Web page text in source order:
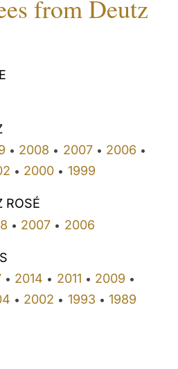
from Deutz
• 2008 • 2007• 2006 •
• 2000 • 1999
ROSÉ
• 2007 • 2006
• 2014 • 2011 • 2009 •
• 2002 • 1993 • 1989